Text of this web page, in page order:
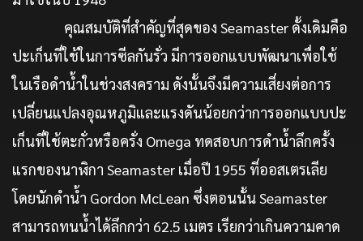
คุณสมบัติที่สำคัญที่สุดของ Seamaster ดั้งเดิมคือ
ปะเก็นที่ใช้ในการซีลกันรั่ว มีการออกแบบพัฒนาเพื่อใช้
ในเรือดำน้ำในช่วงสงคราม ดังนั้นจึงมีความเสี่ยงต่อการ
เปลี่ยนแปลงอุณหภูมิและแรงดันน้อยกว่าการออกแบบปะ
เก็นที่ใช้ตะกั่วหรือครั่ง Omega ทดสอบการดำน้ำลึกครั้ง
แรกของนาฬิกา Seamaster เมื่อปี 1955 ที่ออสเตรเลีย
โดยนักดำน้ำ Gordon McLean ซึ่งตอนนั้น Seamaster
สามารถทนน้ำได้ลึกกว่า 62.5 เมตร เรียกว่าเกินความคาด